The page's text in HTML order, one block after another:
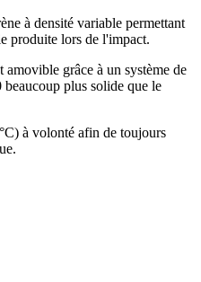
à densité variable permettant
produite lors de l'impact.
grâce à un système de
plus solide que le
à volonté afin de toujours